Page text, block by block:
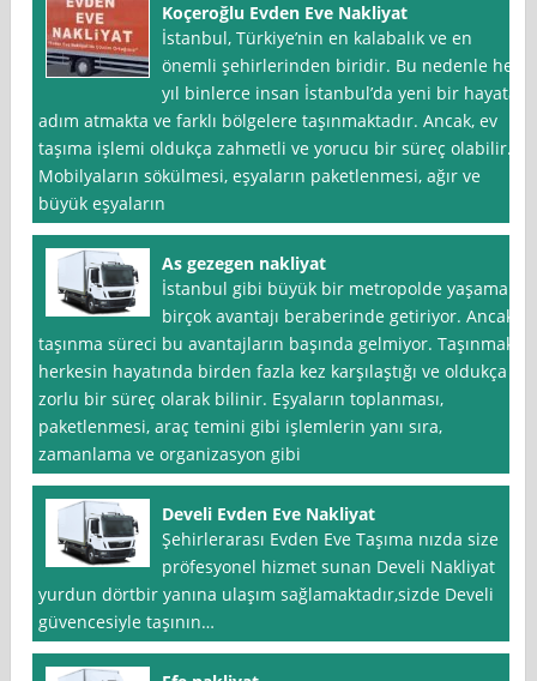
Koçeroğlu Evden Eve Nakliyat
İstanbul, Türkiye’nin en kalabalık ve en
önemli şehirlerinden biridir. Bu nedenle her
yıl binlerce insan İstanbul’da yeni bir hayata
adım atmakta ve farklı bölgelere taşınmaktadır. Ancak, ev
taşıma işlemi oldukça zahmetli ve yorucu bir süreç olabilir.
Mobilyaların sökülmesi, eşyaların paketlenmesi, ağır ve
büyük eşyaların
As gezegen nakliyat
İstanbul gibi büyük bir metropolde yaşamak,
birçok avantajı beraberinde getiriyor. Ancak,
taşınma süreci bu avantajların başında gelmiyor. Taşınmak,
herkesin hayatında birden fazla kez karşılaştığı ve oldukça
zorlu bir süreç olarak bilinir. Eşyaların toplanması,
paketlenmesi, araç temini gibi işlemlerin yanı sıra,
zamanlama ve organizasyon gibi
Develi Evden Eve Nakliyat
Şehirlerarası Evden Eve Taşıma nızda size
pröfesyonel hizmet sunan Develi Nakliyat
yurdun dörtbir yanına ulaşım sağlamaktadır,sizde Develi
güvencesiyle taşının…